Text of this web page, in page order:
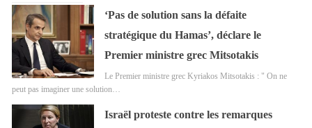
‘Pas de solution sans la défaite
stratégique du Hamas’, déclare le
Premier ministre grec Mitsotakis
Le Premier ministre grec Kyriakos Mitsotakis : " On ne
peut pas imaginer une solution…
Israël proteste contre les remarques